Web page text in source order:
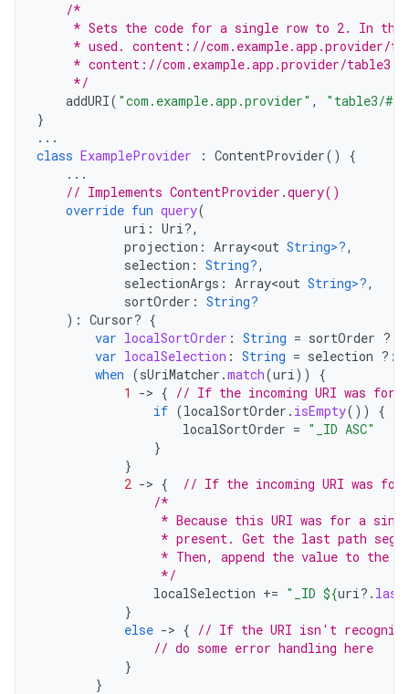
/*
* Sets the code for a single row to 2. In
* used. content://com.example.app.provider/
* content://com.example.app.provider/table3
     */
addURI( "com.example.app.provider" , "table3/#"
}
...
class ExampleProvider : ContentProvider()
{
...
// Implements ContentProvider.query()
override fun query(
uri : Uri?,
projection : Array<out String>?,
selection : String?,
selectionArgs : Array<out String>?,
sortOrder : String?
): Cursor? {
var localSortOrder : String = sortOrder ?:
var localSelection : String = selection ?:
when (sUriMatcher .match(uri))
{
1
-> { // If the incoming URI was for
if (localSortOrder . isEmpty())
{
localSortOrder = "_ID ASC"
}
}
2 -> {
// If the incoming URI was for
/*
* Because this URI was for a
* present. Get the last path
* Then, append the value to the
                 */
localSelection += "_ID ${uri?.
}
else -> { // If the URI isn't
// do some error handling here
}
}